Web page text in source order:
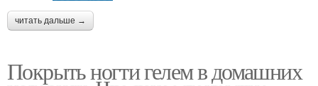
читать дальше →
Покрыть ногти гелем в домашних